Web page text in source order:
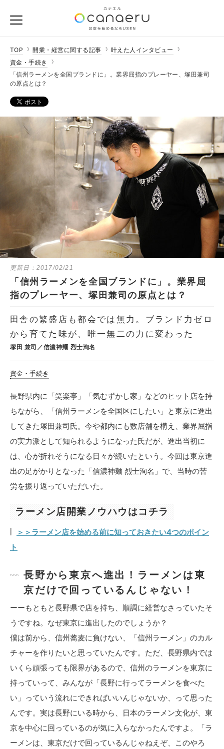
TOP 開業・経営に関する記事
叶えた人インタビュー
資金・手続き
「信州ラーメンを全国ブランドに」。業界屈指のプレーヤー、塚田兼司
の原点とは？
更新日： 2017/02/21
「信州ラーメンを全国ブランドに」。業界屈
指のプレーヤー、塚田兼司の原点とは？
田舎の繁盛店も都会では無力。ブランド力ゼロ
から育てた味が、唯一無二の力に変わった
塚田 兼司／信濃神麺 烈士洵名
資金・手続き
長野県内に「笑楽亭」「気むずかし家」などのヒット店を持
ちながら、「信州ラーメンを全国区にしたい」と東京に進出
してきた塚田兼司氏。今や都内にも数店舗を構え、業界屈指
の実力派として知られるようになった氏だが、進出当初に
は、心が折れそうになる日々が続いたという。今回は東京進
出の足がかりとなった「信濃神麺 烈士洵名」で、当時の苦
労を振り返っていただいた。
ラーメン店開業ノウハウはコチラ
＞＞ラーメン店を始める前に知っておきたい4つのポイン
ト
長野から東京へ進出！ラーメンは東
京だけで回っているんじゃない！
ーーもともと長野県で店を持ち、順調に経営なさっていたそ
うですね。なぜ東京に進出したのでしょうか？
僕は前から、信州蕎麦に負けない、「信州ラーメン」のカル
チャーを作りたいと思っていたんです。ただ、長野県内では
いくら頑張っても限界があるので、信州のラーメンを東京に
持っていって、みんなが「長野に行ってラーメンを食べた
い」っていう流れにできればいいんじゃないか、って思った
んです。実は長野にいる時から、日本のラーメン文化が、東
京を中心に回っているのが気に入らなかったんですよ。「ラ
ーメンは、東京だけで回っているんじゃねえぞ、このやろ